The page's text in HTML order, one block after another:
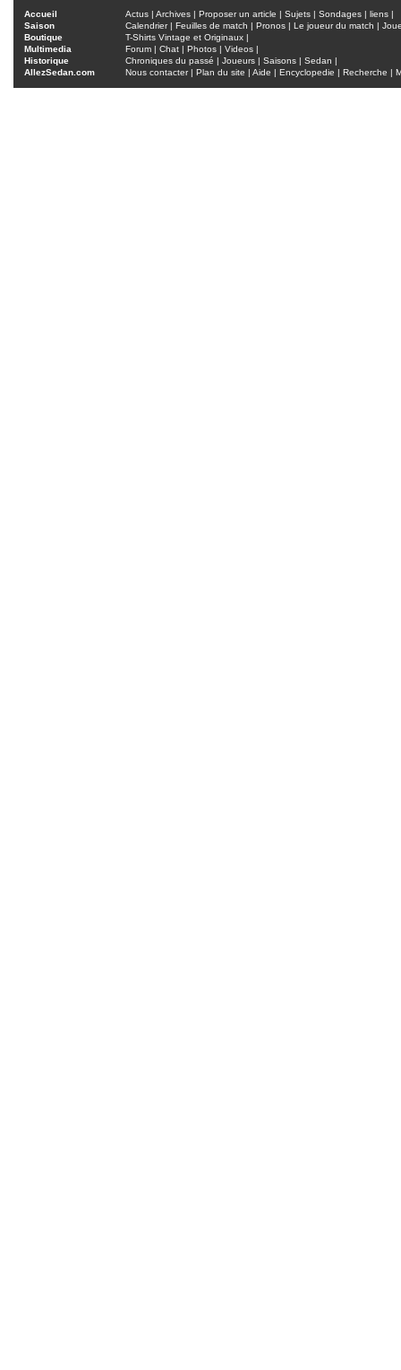
Accueil Actus | Archives | Proposer un article | Sujets | Sondages | liens |
Saison
Calendrier| Feuilles de match | Pronos | Le joueur du match |
Boutique
T-Shirts Vintage et Originaux |
Multimedia
Forum | Chat | Photos | Videos |
Historique
Chroniques du passé | Joueurs | Saisons | Sedan |
AllezSedan.com
Nous contacter| Plan du site | Aide | Encyclopedie | Recherche |